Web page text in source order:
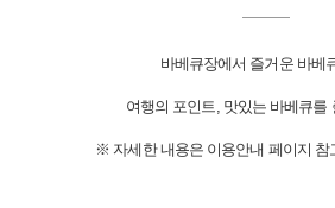
바베큐장에서 즐거운 바베
여행의 포인트, 맛있는 바베큐를
※ 자세한 내용은 이용안내 페이지 참